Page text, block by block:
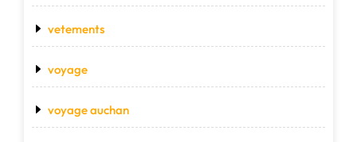
vetements
voyage
voyage auchan